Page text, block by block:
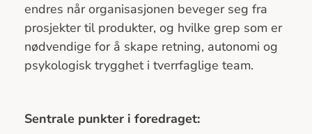
endres når organisasjonen beveger seg fra
prosjekter til produkter, og hvilke grep som er
nødvendige for å skape retning, autonomi og
psykologisk trygghet i tverrfaglige team.
Sentrale punkter i foredraget: